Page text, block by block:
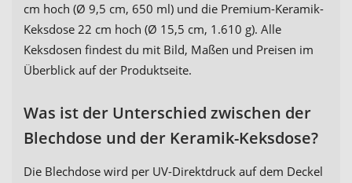
cm hoch (Ø 9,5 cm, 650 ml) und die Premium-Keramik-
Keksdose 22 cm hoch (Ø 15,5 cm, 1.610 g). Alle
Keksdosen findest du mit Bild, Maßen und Preisen im
Überblick auf der Produktseite.
Was ist der Unterschied zwischen der
Blechdose und der Keramik-Keksdose?
Die Blechdose wird per UV-Direktdruck auf dem Deckel